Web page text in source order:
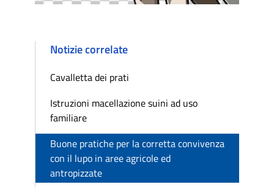
Notizie correlate
Cavalletta dei prati
Istruzioni macellazione suini ad uso
familiare
Buone pratiche per la corretta convivenza
con il lupo in aree agricole ed
antropizzate